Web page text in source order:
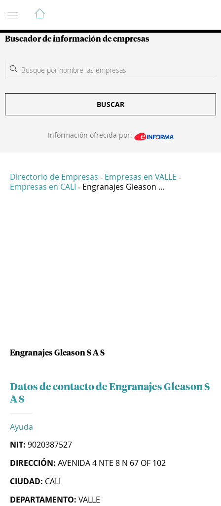
Guía de Empresas Colombianas
Buscador de información de empresas
BUSCAR
Información ofrecida por:
Directorio de Empresas - Empresas en VALLE -
Empresas en CALI - Engranajes Gleason ...
Engranajes Gleason S A S
Datos de contacto de Engranajes Gleason S
A S
Ayuda
NIT: 9020387527
DIRECCIÓN: AVENIDA 4 NTE 8 N 67 OF 102
CIUDAD: CALI
DEPARTAMENTO: VALLE